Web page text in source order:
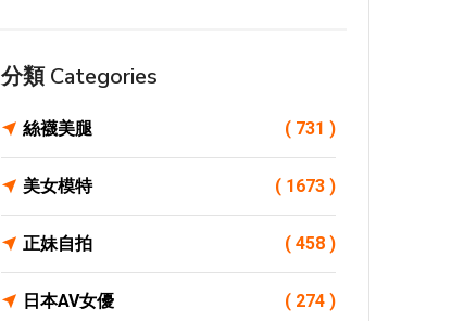
分類 Categories
絲襪美腿 ( 731 )
美女模特 ( 1673 )
正妹自拍 ( 458 )
日本AV女優 ( 274 )